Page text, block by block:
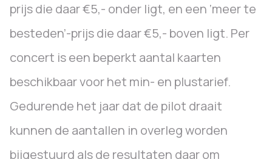
prijs die daar €5,- onder ligt, en een ‘meer te
besteden’-prijs die daar €5,- boven ligt. Per
concert is een beperkt aantal kaarten
beschikbaar voor het min- en plustarief.
Gedurende het jaar dat de pilot draait
kunnen de aantallen in overleg worden
bijgestuurd als de resultaten daar om